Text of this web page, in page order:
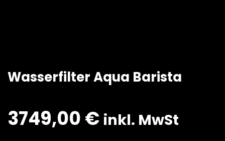
Wasserfilter Aqua Barista
3749,00€ inkl. MwSt